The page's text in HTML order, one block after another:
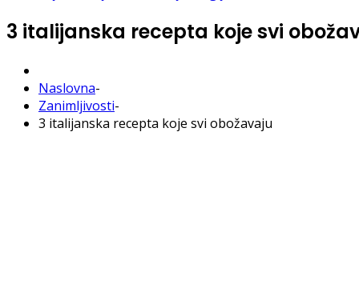
3 italijanska recepta koje svi
Naslovna-
Zanimljivosti-
3 italijanska recepta koje svi obožavaju